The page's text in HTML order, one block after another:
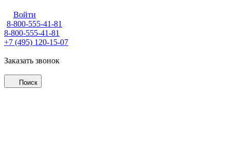
Войти
8-800-555-41-81
8-800-555-41-81
+7 (495) 120-15-07
Заказать звонок
Поиск